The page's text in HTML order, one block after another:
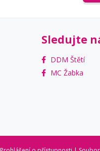
Sledujte
DDM Štětí
MC Žabka